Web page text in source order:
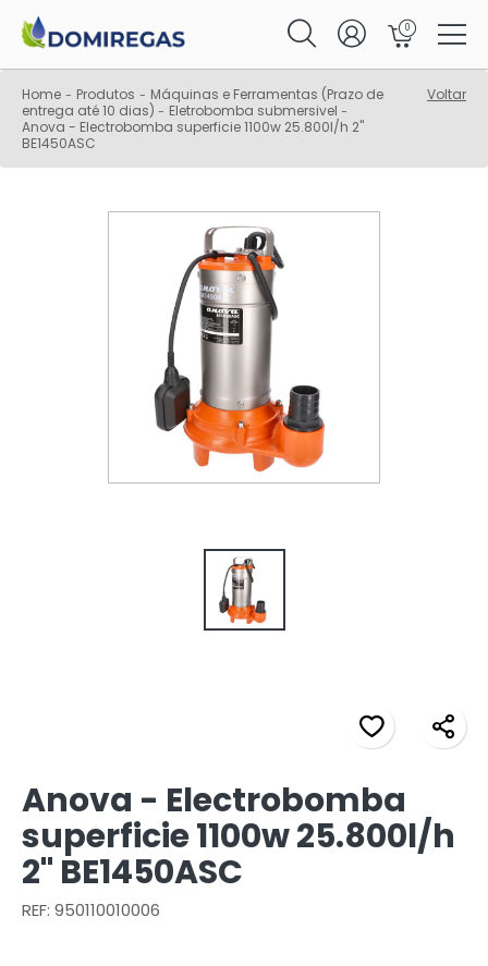
0
Home - Produtos - Máquinas e Ferramentas (Prazo de
entrega até 10 dias) - Eletrobomba submersivel -
Anova - Electrobomba superficie 1100w 25.800l/h 2"
BE1450ASC
Voltar
Anova - Electrobomba
superficie 1100w 25.800l/h
2" BE1450ASC
REF: 950110010006